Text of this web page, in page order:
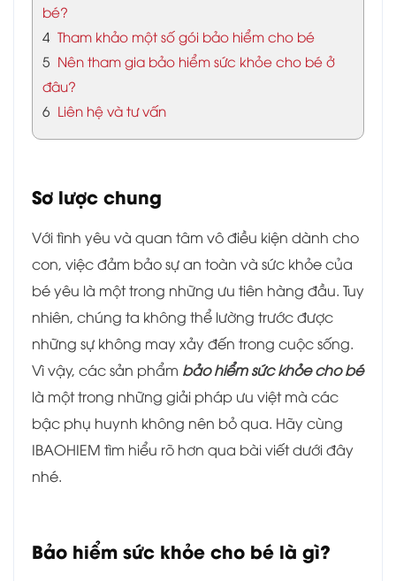
bé?
4 Tham khảo một số gói bảo hiểm cho bé
5 Nên tham gia bảo hiểm sức khỏe cho bé ở
đâu?
6 Liên hệ và tư vấn
Sơ lược chung
Với tình yêu và quan tâm vô điều kiện dành cho
con, việc đảm bảo sự an toàn và sức khỏe của
bé yêu là một trong những ưu tiên hàng đầu. Tuy
nhiên, chúng ta không thể lường trước được
những sự không may xảy đến trong cuộc sống.
Vì vậy, các sản phẩm bảo hiểm sức khỏe cho bé
là một trong những giải pháp ưu việt mà các
bậc phụ huynh không nên bỏ qua. Hãy cùng
IBAOHIEM tìm hiểu rõ hơn qua bài viết dưới đây
nhé.
Bảo hiểm sức khỏe cho bé là gì?